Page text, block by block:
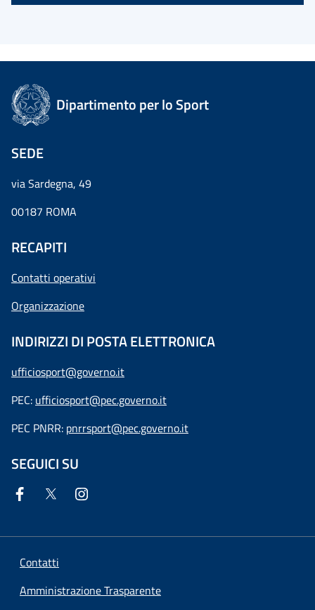
Dipartimento per lo Sport
SEDE
via Sardegna, 49
00187 ROMA
RECAPITI
Contatti operativi
Organizzazione
INDIRIZZI DI POSTA ELETTRONICA
ufficiosport@governo.it
PEC: ufficiosport@pec.governo.it
PEC PNRR: pnrrsport@pec.governo.it
SEGUICI SU
Contatti
Amministrazione Trasparente